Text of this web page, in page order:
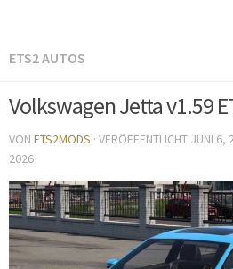
ETS2 AUTOS
Volkswagen Jetta v1.59
VON ETS2MODS · VERÖFFENTLICHT JUNI 6,
2026